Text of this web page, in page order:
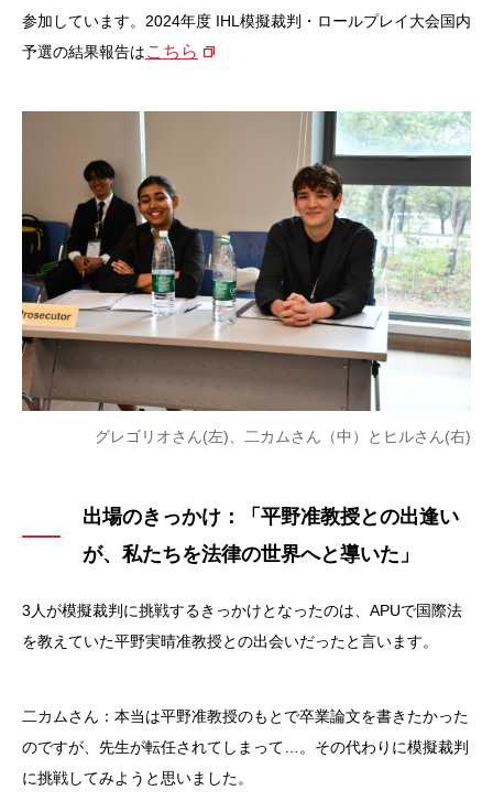
参加しています。2024年度 IHL模擬裁判・ロールプレイ大会国内
予選の結果報告はこちら
グレゴリオさん(左)、二カムさん（中）とヒルさん(右)
出場のきっかけ：「平野准教授との出逢い
が、私たちを法律の世界へと導いた」
3人が模擬裁判に挑戦するきっかけとなったのは、APUで国際法
を教えていた平野実晴准教授との出会いだったと言います。
二カムさん：本当は平野准教授のもとで卒業論文を書きたかった
のですが、先生が転任されてしまって…。その代わりに模擬裁判
に挑戦してみようと思いました。